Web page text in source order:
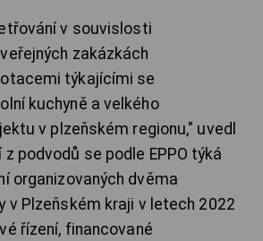
v souvislosti
zakázkách
týkajícími se
kuchyně a velkého
v plzeňském regionu," uvedl
z podvodů se podle EPPO týká
organizovaných dvěma
v Plzeňském kraji v letech 2022
řízení, financované